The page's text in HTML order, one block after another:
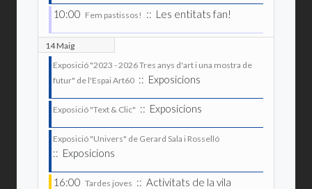
10:00 Fem pastissos! :: Les entitats fan!
14 Maig
Exposició "2023 - 2026 Tres anys d'art i una mostra de
futur" de l'Espai Art60 :: Exposicions
Exposició "Text & Clic" :: Exposicions
Exposició "Univers" de Gerard Sala i Rosselló
:: Exposicions
16:00 Tardes joves :: Activitats de la vila